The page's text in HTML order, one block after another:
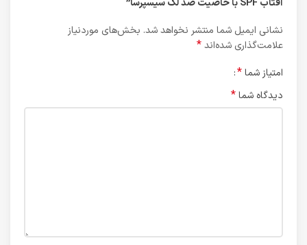
نشانی ایمیل شما منتشر نخواهد شد. بخش‌های موردنیاز
علامت‌گذاری شده‌اند*
امتیاز شما*
دیدگاه شما*